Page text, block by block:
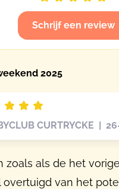
Schrijf een review
2025
CURTRYCKE |
zoals als de het
overtuigd van het